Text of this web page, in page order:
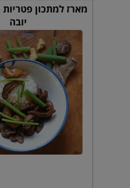
מארז למתכון
יובה